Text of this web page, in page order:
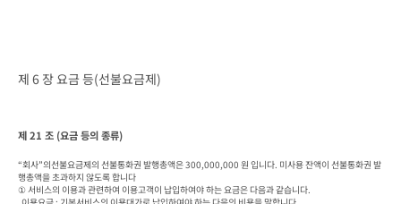
제 6 장 요금 등(선불요금제)
제 21 조 (요금 등의 종류)
“회사”의선불요금제의 선불통화권 발행총액은 300,000,000 원 입니다. 미사용 잔액이 선불통화권 발
행총액을 초과하지 않도록 합니다
① 서비스의 이용과 관련하여 이용고객이 납입하여야 하는 요금은 다음과 같습니다.